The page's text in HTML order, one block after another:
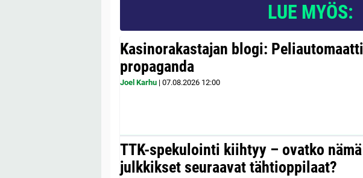
LUE MYÖS:
Kasinorakastajan blogi:
propaganda
Joel Karhu | 07.08.2026 12:00
TTK-spekulointi kiihtyy – ovatko nämä
julkkikset seuraavat tähtioppilaat?